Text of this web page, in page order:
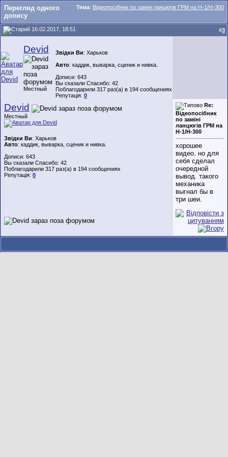
Тема: Відеопосібник по заміні ланцюгів ГРМ на Н-1/Н-300
Перегляд одного
допису
16.02.2017, 18:51 #3
Devid
Местный
Звідки Ви: Харьков
Авто: каддик, выварка, сценик и нивка.
Дописи: 643
Вы сказали Спасибо: 42
Поблагодарили 317 раз(а) в 194 сообщениях
Репутація: 0
Devid
Местный
Звідки Ви: Харьков
Авто: каддик, выварка, сценик и нивка.
Дописи: 643
Вы сказали Спасибо: 42
Поблагодарили 317 раз(а) в 194 сообщениях
Репутація: 0
Re:
Відеопосібник
по заміні
ланцюгів ГРМ на
Н-1/Н-300
хорошее
видео. но для
себя сделал
очередной
вывод. такого
механика
выгнал бы в
три шеи.